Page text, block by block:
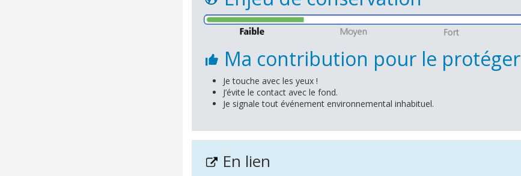
Ma contribution pour le protéger
Je touche avec les yeux !
J’évite le contact avec le fond.
Je signale tout événement environnemental inhabituel.
En lien